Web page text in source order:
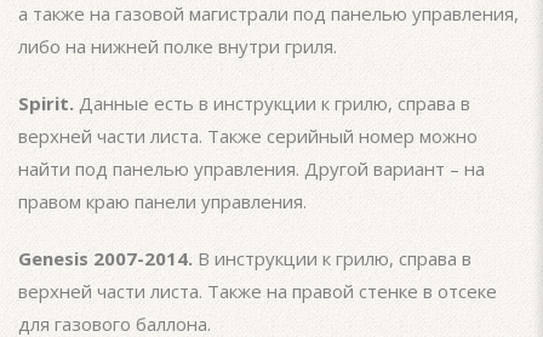
а также на газовой магистрали под панелью управления,
либо на нижней полке внутри гриля.
Spirit. Данные есть в инструкции к грилю, справа в
верхней части листа. Также серийный номер можно
найти под панелью управления. Другой вариант – на
правом краю панели управления.
Genesis 2007-2014. В инструкции к грилю, справа в
верхней части листа. Также на правой стенке в отсеке
для газового баллона.